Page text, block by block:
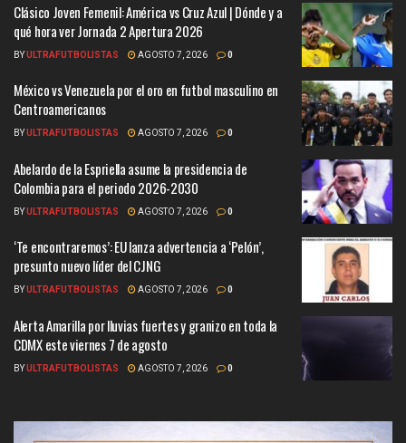
Clásico Joven Femenil: América vs Cruz Azul | Dónde y a
qué hora ver Jornada 2 Apertura 2026
BYULTRAFUTBOLISTAS AGOSTO 7, 2026 0
México vs Venezuela por el oro en futbol masculino en
Centroamericanos
BYULTRAFUTBOLISTAS AGOSTO 7, 2026 0
Abelardo de la Espriella asume la presidencia de
Colombia para el periodo 2026-2030
BYULTRAFUTBOLISTAS AGOSTO 7, 2026 0
‘Te encontraremos’: EU lanza advertencia a ‘Pelón’,
presunto nuevo líder del CJNG
BYULTRAFUTBOLISTAS AGOSTO 7, 2026 0
Alerta Amarilla por lluvias fuertes y granizo en toda la
CDMX este viernes 7 de agosto
BYULTRAFUTBOLISTAS AGOSTO 7, 2026 0